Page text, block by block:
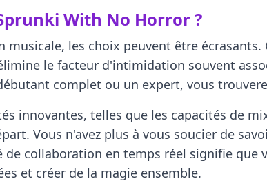
With No Horror ?
musicale, les choix peuvent être
le facteur d'intimidation souvent
complet ou un expert, vous
innovantes, telles que les capacités de
Vous n'avez plus à vous soucier de
collaboration en temps réel signifie que
et créer de la magie ensemble.